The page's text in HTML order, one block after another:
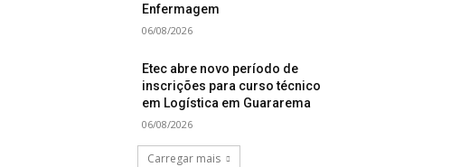
Enfermagem
06/08/2026
Etec abre novo período de
inscrições para curso técnico
em Logística em Guararema
06/08/2026
Carregar mais